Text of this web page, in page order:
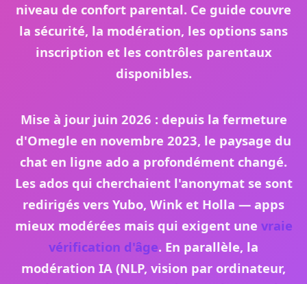
niveau de confort parental. Ce guide couvre
la sécurité, la modération, les options sans
inscription et les contrôles parentaux
disponibles.
Mise à jour juin 2026 : depuis la fermeture
d'Omegle en novembre 2023, le paysage du
chat en ligne ado a profondément changé.
Les ados qui cherchaient l'anonymat se sont
redirigés vers Yubo, Wink et Holla — apps
mieux modérées mais qui exigent une vraie
vérification d'âge. En parallèle, la
modération IA (NLP, vision par ordinateur,